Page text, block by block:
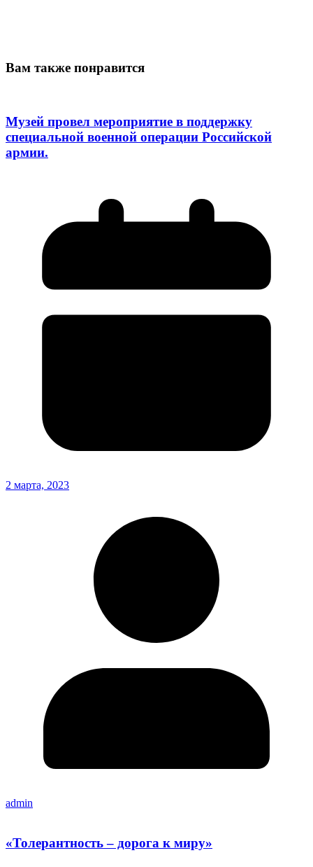
Вам также понравится
Музей провел мероприятие в поддержку
специальной военной операции Российской
армии.
2 марта, 2023
admin
«Толерантность – дорога к миру»